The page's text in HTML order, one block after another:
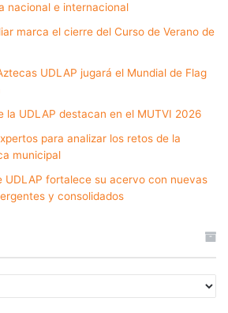
nacional e internacional
marca el cierre del Curso de Verano de
UDLAP jugará el Mundial de Flag
la UDLAP destacan en el MUTVI 2026
para analizar los retos de la
municipal
UDLAP fortalece su acervo con nuevas
y consolidados